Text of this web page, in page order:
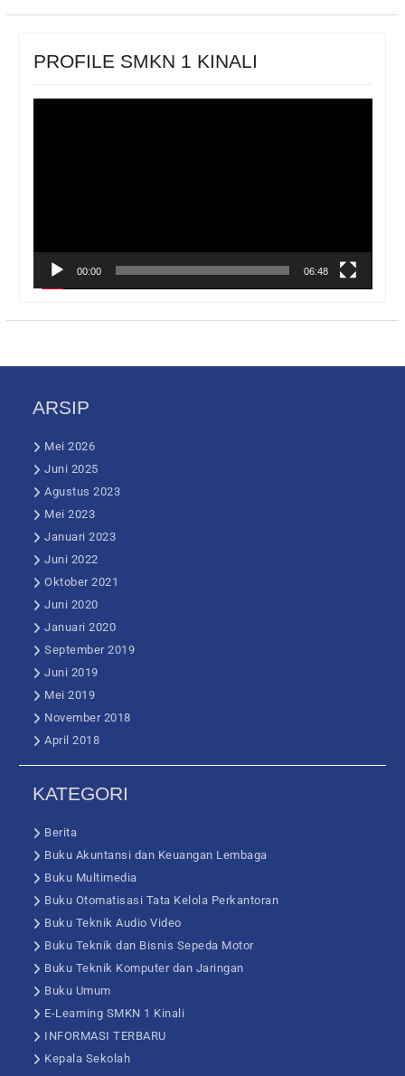
PROFILE SMKN 1 KINALI
00:00 06:48
ARSIP
Mei 2026
Juni 2025
Agustus 2023
Mei 2023
Januari 2023
Juni 2022
Oktober 2021
Juni 2020
Januari 2020
September 2019
Juni 2019
Mei 2019
November 2018
April 2018
KATEGORI
Berita
Buku Akuntansi dan Keuangan Lembaga
Buku Multimedia
Buku Otomatisasi Tata Kelola Perkantoran
Buku Teknik Audio Video
Buku Teknik dan Bisnis Sepeda Motor
Buku Teknik Komputer dan Jaringan
Buku Umum
E-Learning SMKN 1 Kinali
INFORMASI TERBARU
Kepala Sekolah